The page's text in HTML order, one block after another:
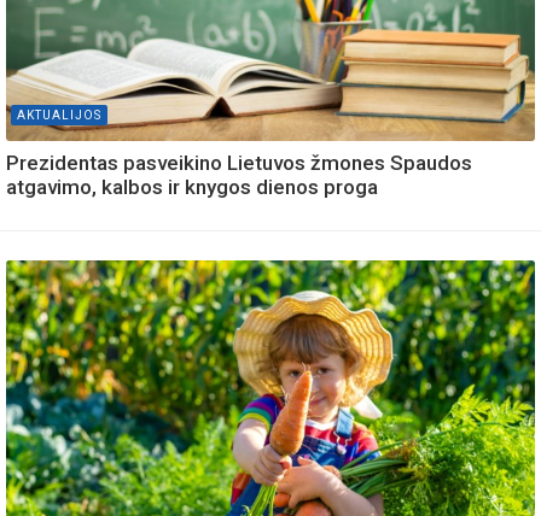
AKTUALIJOS
Prezidentas pasveikino Lietuvos žmones Spaudos
atgavimo, kalbos ir knygos dienos proga